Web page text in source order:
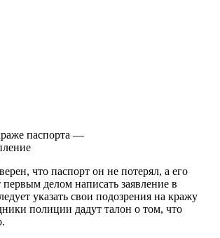
паспорта —
что паспорт он не потерял, а его
первым делом написать заявление в
указать свои подозрения на кражу
полиции дадут талон о том, что